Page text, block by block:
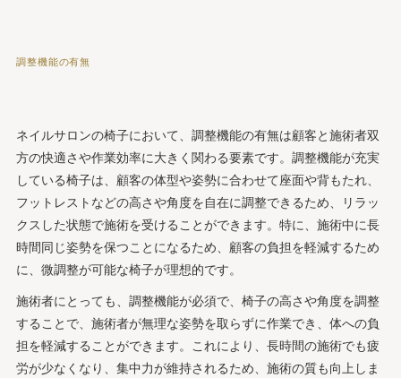
調整機能の有無
ネイルサロンの椅子において、調整機能の有無は顧客と施術者双
方の快適さや作業効率に大きく関わる要素です。調整機能が充実
している椅子は、顧客の体型や姿勢に合わせて座面や背もたれ、
フットレストなどの高さや角度を自在に調整できるため、リラッ
クスした状態で施術を受けることができます。特に、施術中に長
時間同じ姿勢を保つことになるため、顧客の負担を軽減するため
に、微調整が可能な椅子が理想的です。
施術者にとっても、調整機能が必須で、椅子の高さや角度を調整
することで、施術者が無理な姿勢を取らずに作業でき、体への負
担を軽減することができます。これにより、長時間の施術でも疲
労が少なくなり、集中力が維持されるため、施術の質も向上しま